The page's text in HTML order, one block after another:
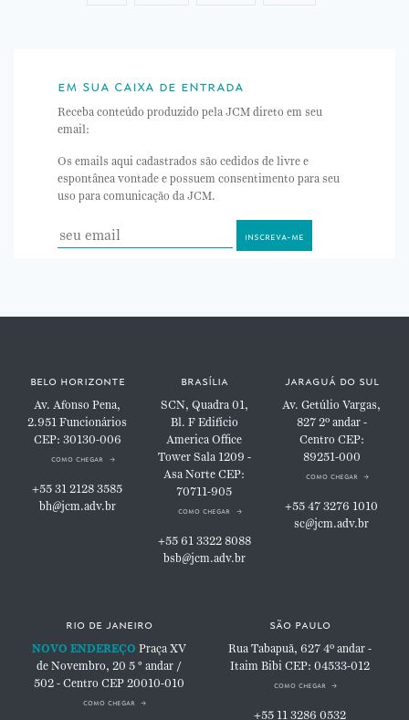
em sua caixa de entrada
Receba conteúdo produzido pela JCM direto em seu
email:
Os emails aqui cadastrados são cedidos de livre e
espontânea vontade e possuem consentimento para seu
uso para comunicação da JCM.
belo horizonte
Av. Afonso Pena,
2.951Funcionários
CEP: 30130-006
como chegar
+55 31 2128 3585
bh@jcm.adv.br
brasília
SCN, Quadra 01,
Bl. FEdifício
America Office
TowerSala 1209 -
Asa NorteCEP:
70711-905
como chegar
+55 61 3322 8088
bsb@jcm.adv.br
jaraguá do sul
Av. Getúlio Vargas,
8272º andar -
Centro CEP:
89251-000
como chegar
+55 47 3276 1010
sc@jcm.adv.br
rio de janeiro
NOVO ENDEREÇO Praça XV
de Novembro, 20 5 ° andar /
502 - Centro CEP 20010-010
como chegar
são paulo
Rua Tabapuã, 6274º andar -
Itaim BibiCEP: 04533-012
como chegar
+55 11 3286 0532